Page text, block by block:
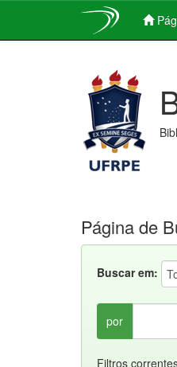
Página de
Buscar em:
por
Filtros